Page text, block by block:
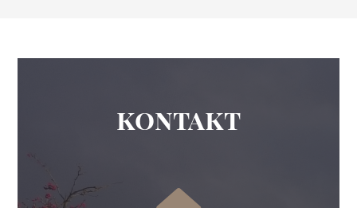
kontakt